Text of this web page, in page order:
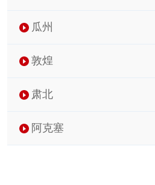
瓜州
敦煌
肃北
阿克塞